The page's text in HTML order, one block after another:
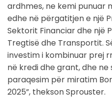
ardhmes, ne kemi punuar
edhe në përgatitjen e një
Sektorit Financiar dhe një
Tregtisë dhe Transportit.
investim i kombinuar prej
në kredi dhe grant, dhe ne
paraqesim për miratim
2025”, thekson Sprouster.